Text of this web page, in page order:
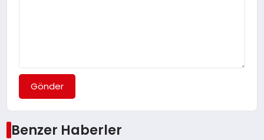
Gönder
Benzer Haberler